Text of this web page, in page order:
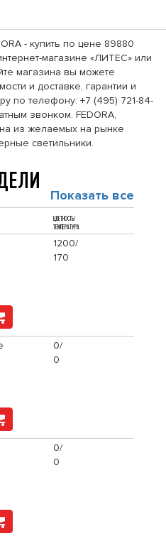
- купить по цене 89880
магазине «ЛИТЕС» или
магазина вы можете
и доставке, гарантии и
по телефону: +7 (495) 721-84-
звонком. FEDORA,
из желаемых на рынке
светильники.
Показать все
ЦВЕТНОСТЬ/
ТЕМПЕРАТУРА
1200/
170
0/
0
0/
0